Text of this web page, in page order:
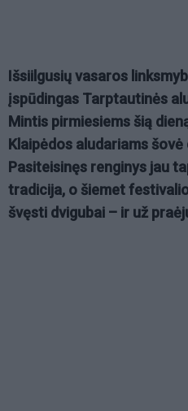
Išsiilgusių vasaros
įspūdingas Tarptautinės
Mintis pirmiesiems šią
Klaipėdos aludariams
Pasiteisinęs renginys jau
tradicija, o šiemet
švęsti dvigubai – ir už